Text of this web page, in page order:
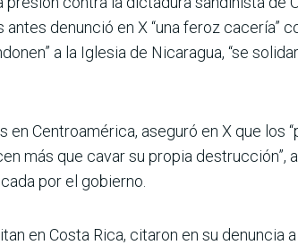
denunció en X “una feroz cacería”
a la Iglesia de Nicaragua, “se
Centroamérica, aseguró en X que los
más que cavar su propia destrucción”,
por el gobierno.
en Costa Rica, citaron en su denuncia